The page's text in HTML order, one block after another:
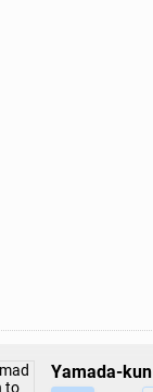
Yamada-